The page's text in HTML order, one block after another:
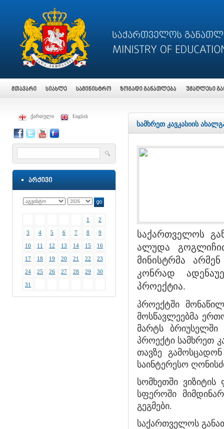
ქართული English
1 2
3 4 5 6 7 8 9
10 11 12 13 14 15 16
17 18 19 20 21 22 23
24 25 26 27 28 29 30
31
სამხრეთ კავკასიის
საქართველოს
ალუდა
მინისტრმა
კონრად
პროექტია.
პროექტში
მოსწავლეებმა
მარტს ბრიუსელში
პროექტი სამხრეთ
თავზე
საინტერესო
სომხეთში
სფეროში
გეგმები.
საქართველოს